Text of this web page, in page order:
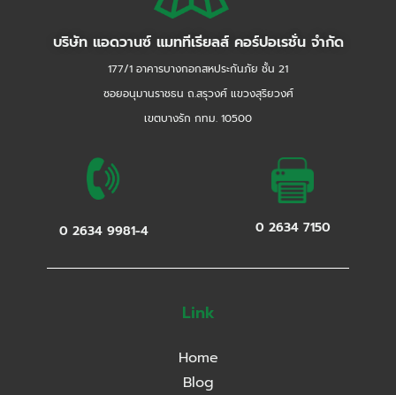
บริษัท แอดวานซ์ แมททีเรียลส์ คอร์ปอเรชั่น จำกัด
177/1 อาคารบางกอกสหประกันภัย ชั้น 21
ซอยอนุมานราชธน ถ.สรุวงศ์ แขวงสุริยวงศ์
เขตบางรัก กทม. 10500
0 2634 9981-4 0 2634 7150
Link
Home
Blog